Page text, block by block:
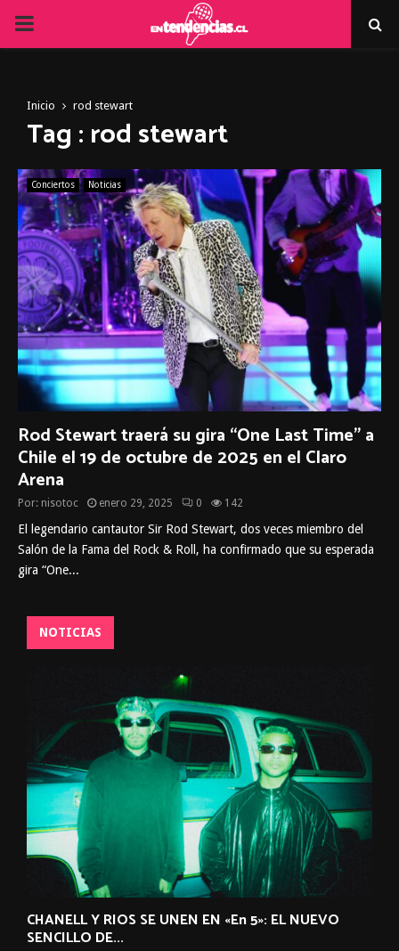
PRIMARY
Inicio rod stewart
Tag : rod stewart
Conciertos Noticias
Rod Stewart traerá su gira “One Last Time” a
Chile el 19 de octubre de 2025 en el Claro
Arena
Por: nisotoc enero 29, 2025 0 142
El legendario cantautor Sir Rod Stewart, dos veces miembro del
Salón de la Fama del Rock & Roll, ha confirmado que su esperada
gira “One...
NOTICIAS
CHANELL Y RIOS SE UNEN EN «En 5»: EL NUEVO
SENCILLO DE...